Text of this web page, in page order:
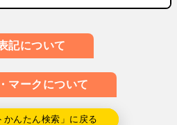
記について
マークについて
んたん検索」に戻る